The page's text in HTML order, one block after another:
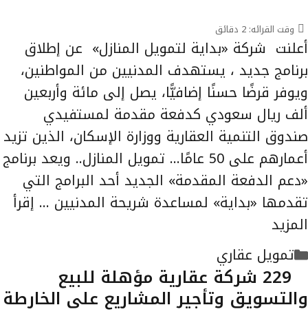
وقت القرائه: 2 دقائق
أعلنت شركة «بداية لتمويل المنازل» عن إطلاق
برنامج جديد ، يستهدف المدنيين من المواطنين،
ويوفر قرضًا حسنًا إضافيًّا، يصل إلى مائة وأربعين
ألف ريال سعودي كدفعة مقدمة لمستفيدي
صندوق التنمية العقارية ووزارة الإسكان، الذين تزيد
أعمارهم على 50 عامًا… تمويل المنازل.. ويعد برنامج
«دعم الدفعة المقدمة» الجديد أحد البرامج التي
تقدمها «بداية» لمساعدة شريحة المدنيين … إقرأ
المزيد
التصنيفات
تمويل عقاري
229 شركة عقارية مؤهلة للبيع
والتسويق وتأجير المشاريع على الخارطة